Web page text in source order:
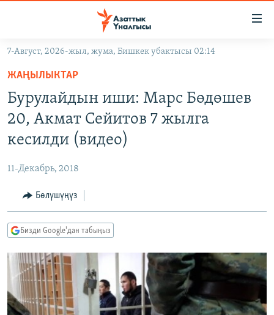
Навигацияга
өтүңүз
Издөөгө
салыңызКЫРГЫЗСТАН
МАДАНИЯТ
ДҮЙНӨ
ТВ ПРОГРАММАЛАР
БҮГҮН АЗАТТЫКТА
ДАНИСТЕ
ЭЖЕ-СИҢДИЛЕР
АЗАТТЫК+
ПОДКАСТ
Русский
ОНЛАЙН ШЕРИНЕ
7-Август, 2026-жыл, жума, Бишкек убактысы 02:14
ЖАҢЫЛЫКТАР
Бурулайдын иши: Марс Бөдөшев
20, Акмат Сейитов 7 жылга
кесилди (видео)
11-Декабрь, 2018
Бөлүшүңүз
Бизди Google'дан табыңыз